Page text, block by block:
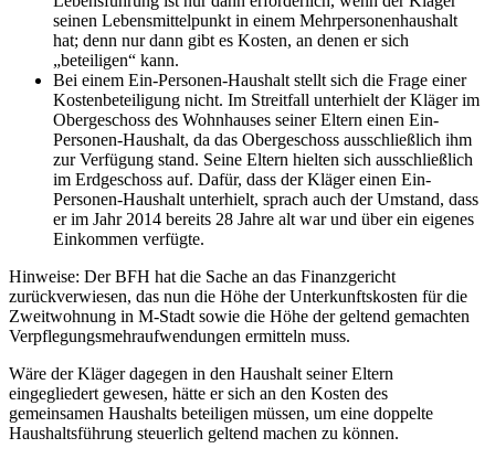
seinen Lebensmittelpunkt in einem Mehrpersonenhaushalt
hat; denn nur dann gibt es Kosten, an denen er sich
„beteiligen“ kann.
Bei einem Ein-Personen-Haushalt stellt sich die Frage einer
Kostenbeteiligung nicht. Im Streitfall unterhielt der Kläger im
Obergeschoss des Wohnhauses seiner Eltern einen Ein-
Personen-Haushalt, da das Obergeschoss ausschließlich ihm
zur Verfügung stand. Seine Eltern hielten sich ausschließlich
im Erdgeschoss auf. Dafür, dass der Kläger einen Ein-
Personen-Haushalt unterhielt, sprach auch der Umstand, dass
er im Jahr 2014 bereits 28 Jahre alt war und über ein eigenes
Einkommen verfügte.
Hinweise: Der BFH hat die Sache an das Finanzgericht
zurückverwiesen, das nun die Höhe der Unterkunftskosten für die
Zweitwohnung in M-Stadt sowie die Höhe der geltend gemachten
Verpflegungsmehraufwendungen ermitteln muss.
Wäre der Kläger dagegen in den Haushalt seiner Eltern
eingegliedert gewesen, hätte er sich an den Kosten des
gemeinsamen Haushalts beteiligen müssen, um eine doppelte
Haushaltsführung steuerlich geltend machen zu können.